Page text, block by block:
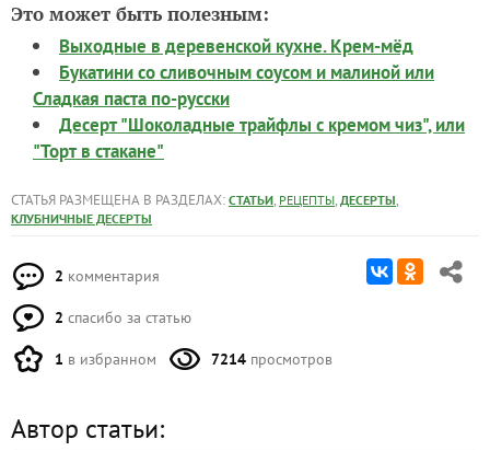
Это может быть полезным:
Выходные в деревенской кухне. Крем-мёд
Букатини со сливочным соусом и малиной или
Сладкая паста по-русски
Десерт "Шоколадные трайфлы с кремом чиз", или
"Торт в стакане"
СТАТЬЯ РАЗМЕЩЕНА В РАЗДЕЛАХ: СТАТЬИ, РЕЦЕПТЫ, ДЕСЕРТЫ,
КЛУБНИЧНЫЕ ДЕСЕРТЫ
2 комментария
2 спасибо за статью
1 в избранном 7214 просмотров
Автор статьи: